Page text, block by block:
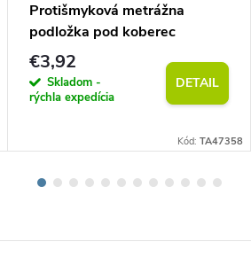
Protišmyková metrážna
podložka pod koberec
(vlastný rozmer)
€3,92
Skladom -
rýchla expedícia
DETAIL
Kód: TA47358